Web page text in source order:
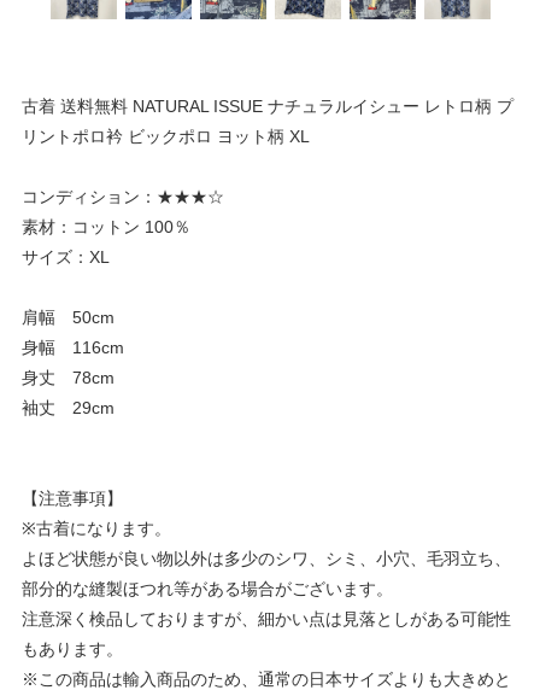
古着 送料無料 NATURAL ISSUE ナチュラルイシュー レトロ柄 プ
リントポロ衿 ビックポロ ヨット柄 XL
コンディション：★★★☆
素材：コットン 100％
サイズ：XL
肩幅 50cm
身幅 116cm
身丈 78cm
袖丈 29cm
【注意事項】
※古着になります。
よほど状態が良い物以外は多少のシワ、シミ、小穴、毛羽立ち、
部分的な縫製ほつれ等がある場合がございます。
注意深く検品しておりますが、細かい点は見落としがある可能性
もあります。
※この商品は輸入商品のため、通常の日本サイズよりも大きめと